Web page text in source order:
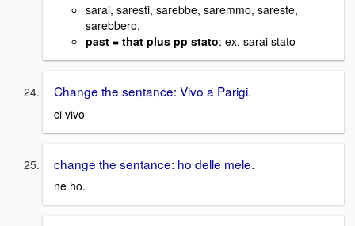
sarai, saresti, sarebbe, saremmo, sareste,
sarebbero.
past = that plus pp stato: ex. sarai stato
Change the sentance: Vivo a Parigi.
ci vivo
change the sentance: ho delle mele.
ne ho.